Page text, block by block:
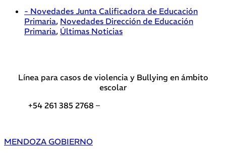
- Novedades Junta Calificadora de Educación
Primaria, Novedades Dirección de Educación
Primaria, Últimas Noticias
Línea para casos de violencia y Bullying en ámbito
escolar
+54 261 385 2768 –
MENDOZA GOBIERNO